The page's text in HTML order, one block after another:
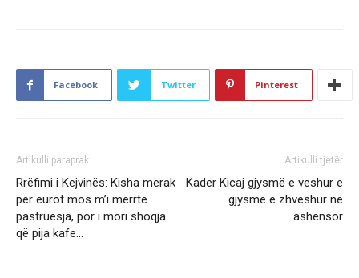
Facebook Twitter Pinterest
Artikulli paraprak
Rrëfimi i Kejvinës: Kisha merak
për eurot mos m’i merrte
pastruesja, por i mori shoqja
që pija kafe…
Artikulli tjetër
Kader Kicaj gjysmë e veshur e
gjysmë e zhveshur në
ashensor